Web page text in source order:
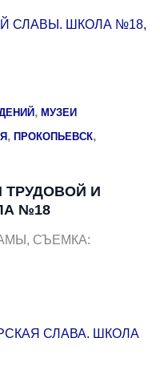
,МУЗЕИ
,ПРОКОПЬЕВСК,
ТРУДОВОЙ И
№18
СЪЕМКА: